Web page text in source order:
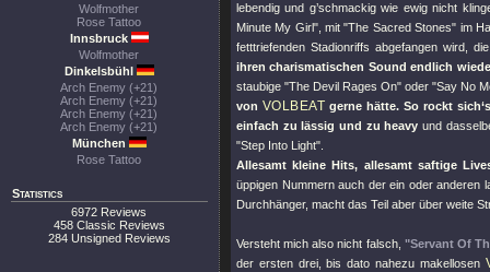
Wolfmother
Rose Tattoo
Innsbruck
Wolfmother
Dinkelsbühl
Arch Enemy (+21)
Arch Enemy (+21)
Arch Enemy (+21)
Arch Enemy (+21)
München
Rose Tattoo
Statistics
6972 Reviews
458 Classic Reviews
284 Unsigned Reviews
lebendig und g’schmackig wie ewig nicht
Minute My Girl", mit"The Sacred Stones" im
fetttriefenden Stadionriffs abgefangen wird,
ihren charismatischen Sound endlich
staubige"The Devil Rages On" oder"Say No
von VOLBEAT gerne hätte. So rockt
einfach zu lässig und zu heavy und
"Step Into Light"
Allesamt kleine Hits, allesamt saftige
üppigen Nummern auch der ein oder
Durchhänger, macht das Teil aber über weite
Versteht mich also nicht falsch, "Servant Of
der ersten drei, bis dato nahezu makellosen